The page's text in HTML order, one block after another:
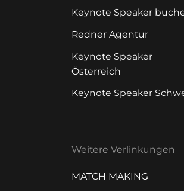
Keynote Speaker
Redner Agentur
Keynote Speaker
Österreich
Keynote Speaker
Weitere Verlinkungen
MATCH MAKING